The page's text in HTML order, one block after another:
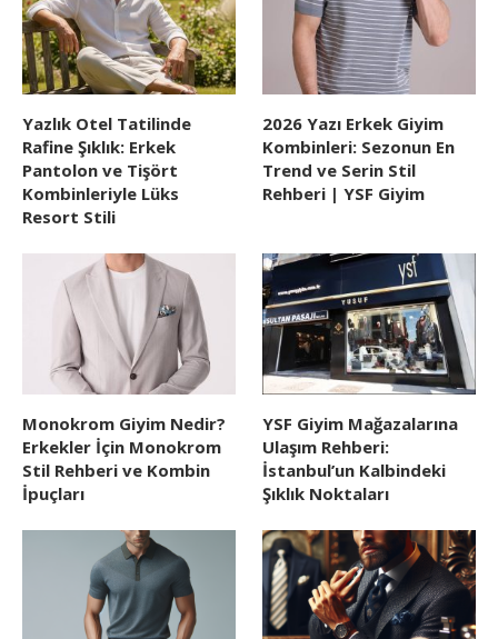
Yazlık Otel Tatilinde
Rafine Şıklık: Erkek
Pantolon ve Tişört
Kombinleriyle Lüks
Resort Stili
2026 Yazı Erkek Giyim
Kombinleri: Sezonun En
Trend ve Serin Stil
Rehberi | YSF Giyim
Monokrom Giyim Nedir?
Erkekler İçin Monokrom
Stil Rehberi ve Kombin
İpuçları
YSF Giyim Mağazalarına
Ulaşım Rehberi:
İstanbul’un Kalbindeki
Şıklık Noktaları